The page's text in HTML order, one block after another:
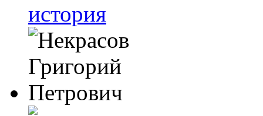
история